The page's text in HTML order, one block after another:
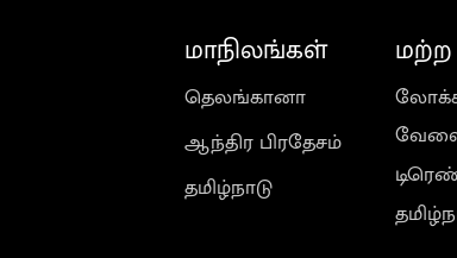
மாநிலங்கள்
தெலங்கானா
ஆந்திர பிரதேசம்
தமிழ்நாடு
மற்ற